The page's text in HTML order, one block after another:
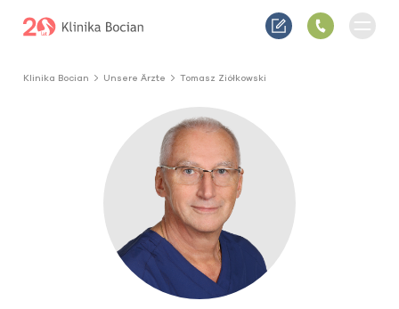
Klinika Bocian Unsere Ärzte Tomasz Ziółkowski